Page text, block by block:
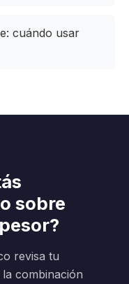
cuándo usar
sobre
revisa tu
combinación